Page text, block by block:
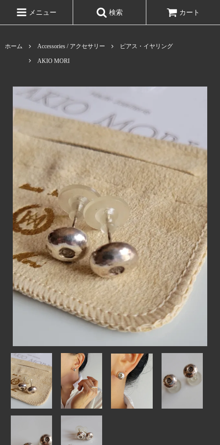
メニュー 検索 カート
ホーム Accessories / アクセサリー ピアス・イヤリング
AKIO MORI